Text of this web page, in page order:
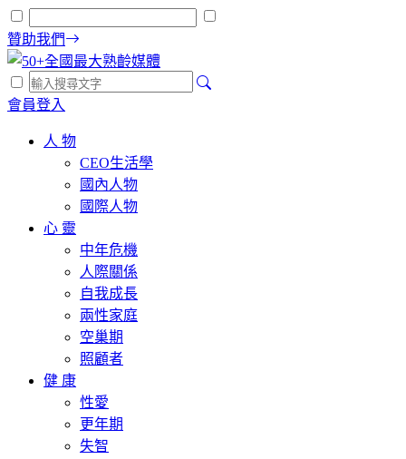
贊助我們
會員登入
人 物
CEO生活學
國內人物
國際人物
心 靈
中年危機
人際關係
自我成長
兩性家庭
空巢期
照顧者
健 康
性愛
更年期
失智